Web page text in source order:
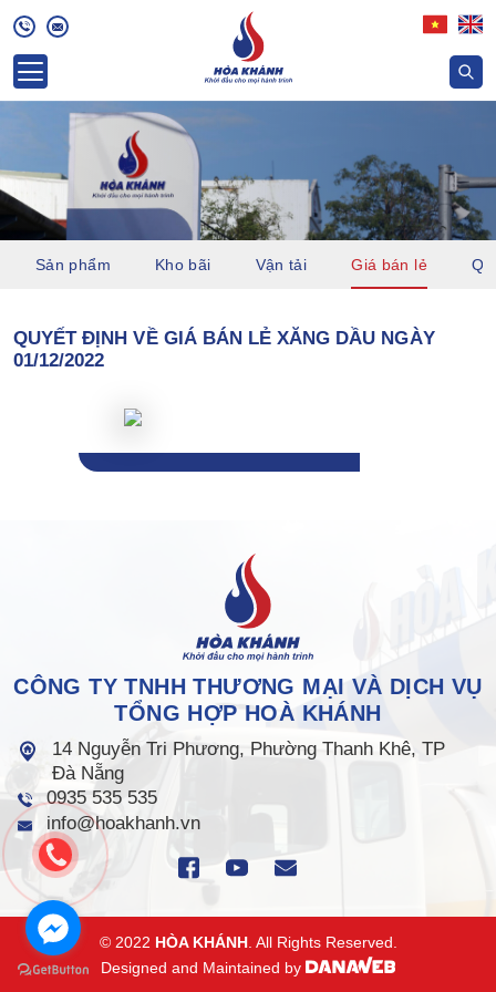
Sản phẩm Kho bãi Vận tải Giá bán lẻ
QUYẾT ĐỊNH VỀ GIÁ BÁN LẺ XĂNG DẦU NGÀY
01/12/2022
CÔNG TY TNHH THƯƠNG MẠI VÀ DỊCH VỤ
TỔNG HỢP HOÀ KHÁNH
14 Nguyễn Tri Phương, Phường Thanh Khê, TP
Đà Nẵng
0935 535 535
info@hoakhanh.vn
© 2022 HÒA KHÁNH. All Rights Reserved.
Designed and Maintained by